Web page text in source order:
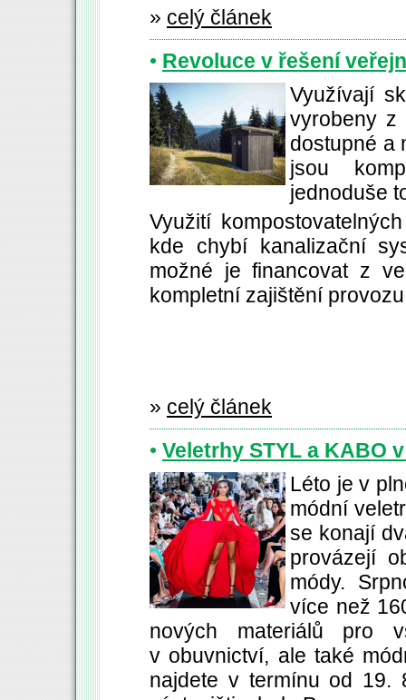
» celý článek
• Revoluce v řešení
Využívají
vyrobeny z
dostupné a
jsou
jednoduše
Využití
kde chybí kanalizační
možné je financovat z
kompletní zajištění
» celý článek
• Veletrhy STYL a KABO
Léto je v
módní
se konají
provázejí
módy.
více než
nových materiálů pro
v obuvnictví, ale také
najdete v termínu od 19.